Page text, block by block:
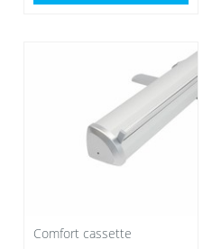
Comfort cassette